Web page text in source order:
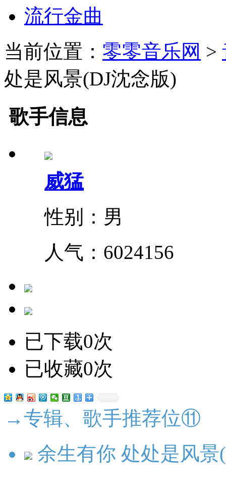
流行金曲
当前位置： 零零音乐网 >
处是风景(DJ沈念版)
歌手信息
威猛
性别：男
人气： 6024156
已下载0次
已收藏0次
→专辑、歌手推荐位⑪
余生有你 处处是风景